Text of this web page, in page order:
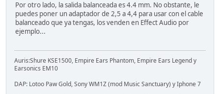
Por otro lado, la salida balanceada es 4.4 mm. No obstante, le
puedes poner un adaptador de 2,5 a 4,4 para usar con el cable
balanceado que ya tengas, los venden en Effect Audio por
ejemplo...
Auris:Shure KSE1500, Empire Ears Phantom, Empire Ears Legend y
Earsonics EM10
DAP: Lotoo Paw Gold, Sony WM1Z (mod Music Sanctuary) y Iphone 7